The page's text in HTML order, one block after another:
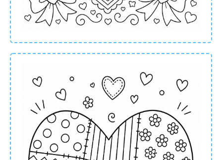
kinderen. Kies een mooie vormen kleurplaat
uit en print deze uit. Dan kan het
kleurplezier